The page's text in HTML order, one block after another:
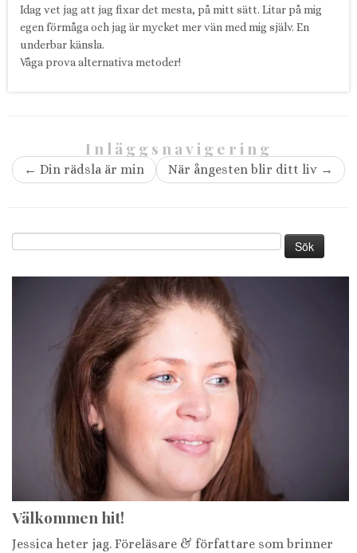
Idag vet jag att jag fixar det mesta, på mitt sätt. Litar på mig
egen förmåga och jag är mycket mer vän med mig själv. En
underbar känsla.
Våga prova alternativa metoder!
Inläggsnavigering
← Din rädsla är min När ångesten blir ditt liv →
Välkommen hit!
Jessica heter jag. Föreläsare & författare som brinner